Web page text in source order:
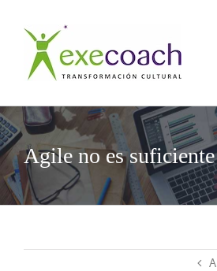
contenido
Agile no es suficiente